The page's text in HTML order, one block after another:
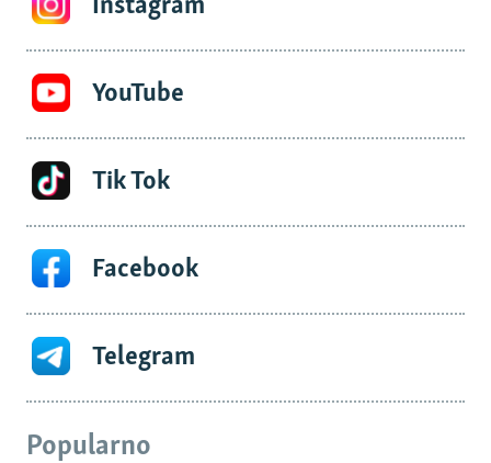
Instagram
YouTube
Tik Tok
Facebook
Telegram
Popularno